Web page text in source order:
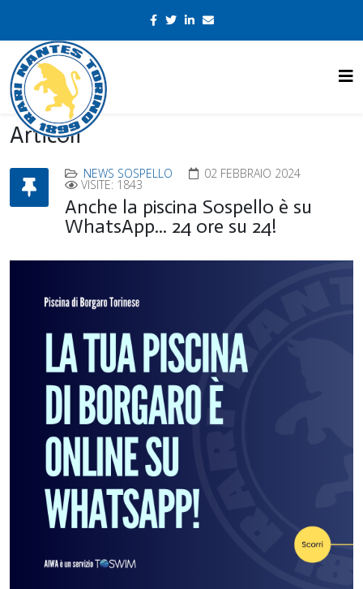
Articoli
NEWS SOSPELLO 02 FEBBRAIO 2024
VISITE: 1843
Anche la piscina Sospello è su
WhatsApp... 24 ore su 24!